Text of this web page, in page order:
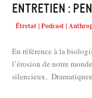
Entretien :
Étretat | Podcast |
En référence à la
l’érosion de notre
silencieux.